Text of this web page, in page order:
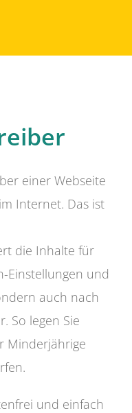
einer Webseite
Internet. Das ist
die Inhalte für
Einstellungen und
auch nach
So legen Sie
Minderjährige
und einfach